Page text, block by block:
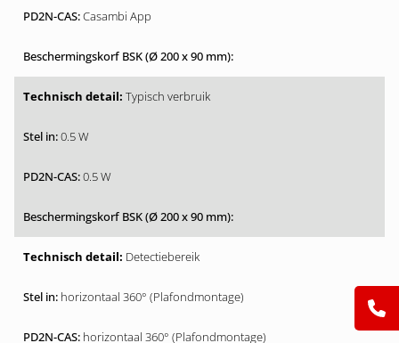
Casambi App
Typisch verbruik
0.5 W
0.5 W
Detectiebereik
horizontaal 360° (Plafondmontage)
horizontaal 360° (Plafondmontage)